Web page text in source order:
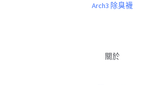
Arch3 除臭襪
關於